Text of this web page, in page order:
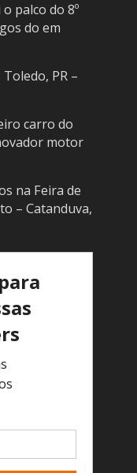
palco do 8º
do em
PR –
carro do
motor
na Feira de
– Catanduva,